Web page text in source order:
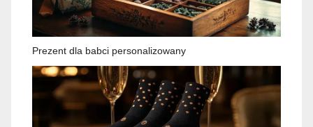
Prezent dla babci personalizowany